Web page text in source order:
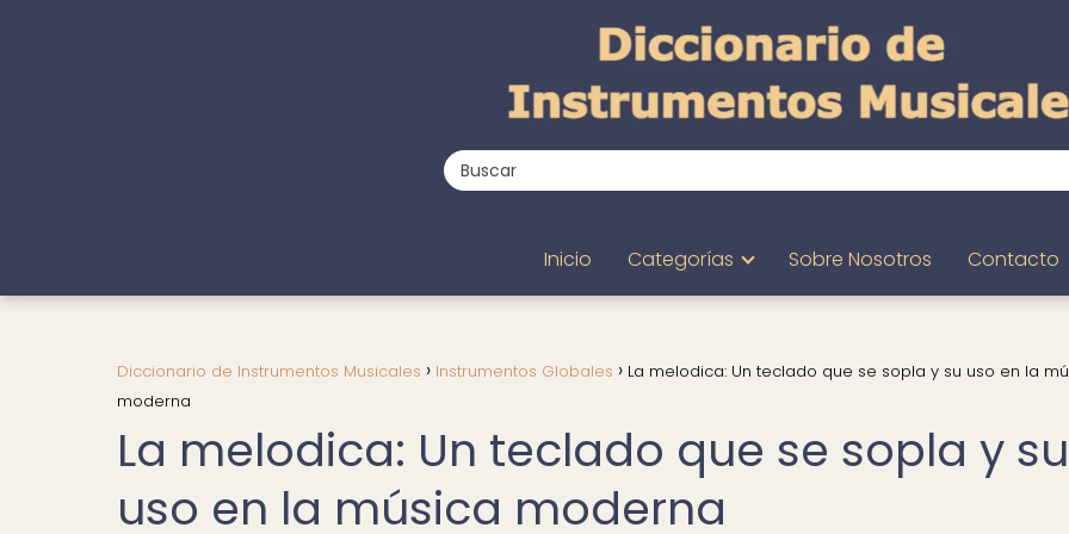
Inicio Categorías Sobre Nosotros Contacto
Diccionario de Instrumentos Musicales Instrumentos Globales
La melodica: Un teclado que se sopla y su uso en la
moderna
La melodica: Un teclado que se sopla y su
uso en la música moderna